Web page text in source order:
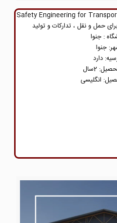
Safety Engineering for
حمل و نقل ، تدارکات و تولید
: جنوا
جنوا
دارد
2سال
انگلیسی